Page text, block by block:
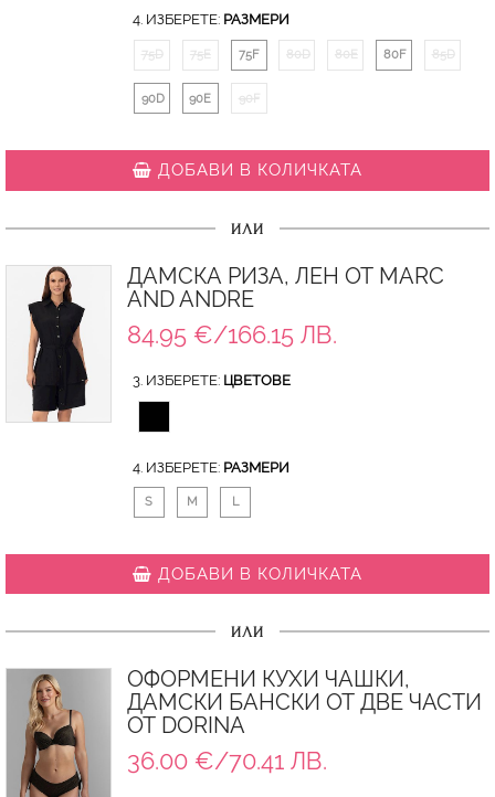
4. ИЗБЕРЕТЕ: РАЗМЕРИ
75D 75E 75F 80D 80E 80F 85D
90D 90E 90F
ДОБАВИ В КОЛИЧКАТА
ИЛИ
ДАМСКА РИЗА, ЛЕН ОТ MARC
AND ANDRE
84.95 €/166.15 ЛВ.
3. ИЗБЕРЕТЕ: ЦВЕТОВЕ
4. ИЗБЕРЕТЕ: РАЗМЕРИ
S M L
ДОБАВИ В КОЛИЧКАТА
ИЛИ
ОФОРМЕНИ КУХИ ЧАШКИ,
ДАМСКИ БАНСКИ ОТ ДВЕ ЧАСТИ
ОТ DORINA
36.00 €/70.41 ЛВ.